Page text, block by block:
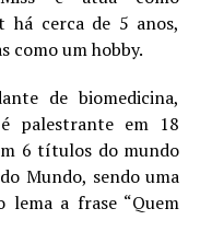
há cerca de 5 anos,
como um hobby.
de biomedicina,
palestrante em 18
6 títulos do mundo
Mundo, sendo uma
lema a frase “Quem